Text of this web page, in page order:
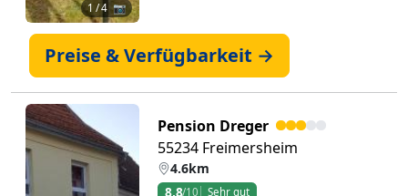
1 / 4 📷
Preise & Verfügbarkeit →
Pension Dreger
55234 Freimersheim
4.6km
8,8/10 Sehr gut